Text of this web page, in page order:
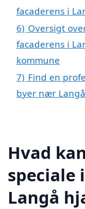
facaderens i
6) Oversigt
facaderens i
kommune
7) Find en
byer nær Langå
Hvad
speciale
Langå